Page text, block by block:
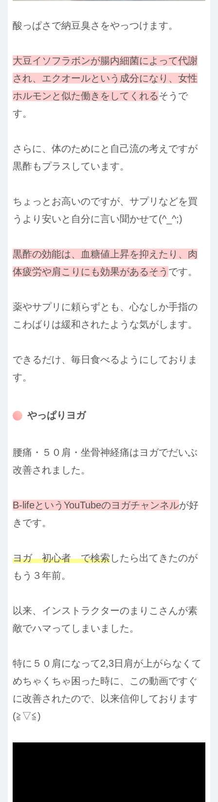
酸っぱさで納豆臭さをやっつけます。
大豆イソフラボンが腸内細菌によって代謝
され、エクオールという成分になり、女性
ホルモンと似た働きをしてくれるそうで
す。
さらに、体のためにと自己流の考えですが
黒酢もプラスしています。
ちょっとお高いのですが、サプリなどを買
うより安いと自分に言い聞かせて(^_^;)
黒酢の効能は、血糖値上昇を抑えたり、肉
体疲労や肩こりにも効果があるそう です。
薬やサプリに頼らずとも、心なしか手指の
こわばりは緩和されたような気がします。
できるだけ、毎日食べるようにしておりま
す。
やっぱりヨガ
腰痛・５０肩・坐骨神経痛はヨガでだいぶ
改善されました。
B-lifeというYouTubeのヨガチャンネルが好
きです。
ヨガ 初心者 で検索したら出てきたのが
もう３年前。
以来、インストラクターのまりこさんが素
敵でハマってしまいました。
特に５０肩になって2,3日肩が上がらなくて
めちゃくちゃ困った時に、この動画ですぐ
に改善されたので、以来信仰しております
(≧▽≦)